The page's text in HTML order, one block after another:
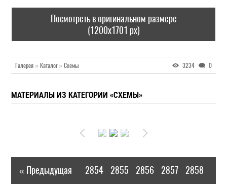
Посмотреть в оригинальном размере
(1200x1701 px)
Галерея » Каталог» Схемы 3234 0
МАТЕРИАЛЫ ИЗ КАТЕГОРИИ «СХЕМЫ»
« Предыдущая 2854 2855 2856 2857 2858